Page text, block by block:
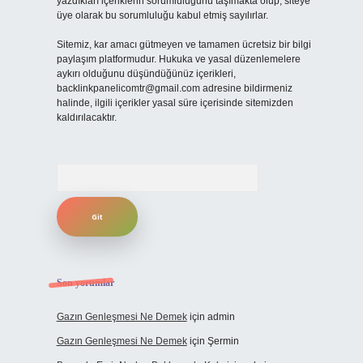
üye olarak bu sorumluluğu kabul etmiş sayılırlar.
Sitemiz, kar amacı gütmeyen ve tamamen ücretsiz bir bilgi
paylaşım platformudur. Hukuka ve yasal düzenlemelere
aykırı olduğunu düşündüğünüz içerikleri,
backlinkpanelicomtr@gmail.comadresine bildirmeniz
halinde, ilgili içerikler yasal süre içerisinde sitemizden
kaldırılacaktır.
Son yorumlar
Gazın Genleşmesi Ne Demekiçin admin
Gazın Genleşmesi Ne Demekiçin Şermin